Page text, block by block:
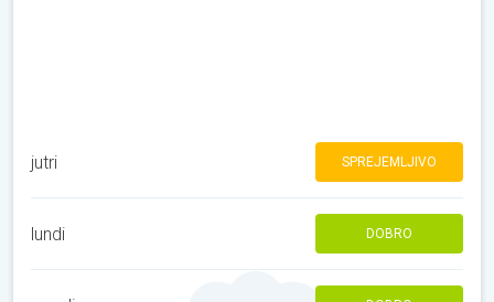
jutri SPREJEMLJIVO
lundi DOBRO